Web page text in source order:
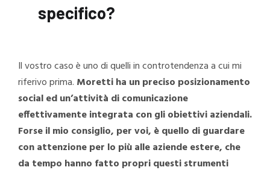
specifico?
Il vostro caso è uno di quelli in controtendenza a cui mi
riferivo prima. Moretti ha un preciso posizionamento
social ed un’attività di comunicazione
effettivamente integrata con gli obiettivi aziendali.
Forse il mio consiglio, per voi, è quello di guardare
con attenzione per lo più alle aziende estere, che
da tempo hanno fatto propri questi strumenti